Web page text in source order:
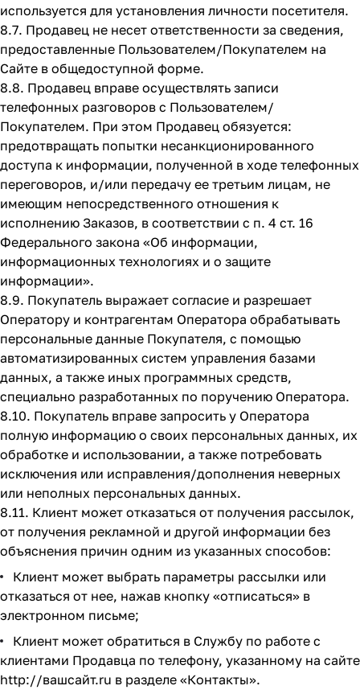
используется для установления личности посетителя.
8.7. Продавец не несет ответственности за сведения,
предоставленные Пользователем/Покупателем на
Сайте в общедоступной форме.
8.8. Продавец вправе осуществлять записи
телефонных разговоров с Пользователем/
Покупателем. При этом Продавец обязуется:
предотвращать попытки несанкционированного
доступа к информации, полученной в ходе телефонных
переговоров, и/или передачу ее третьим лицам, не
имеющим непосредственного отношения к
исполнению Заказов, в соответствии с п. 4 ст. 16
Федерального закона «Об информации,
информационных технологиях и о защите
информации».
8.9. Покупатель выражает согласие и разрешает
Оператору и контрагентам Оператора обрабатывать
персональные данные Покупателя, с помощью
автоматизированных систем управления базами
данных, а также иных программных средств,
специально разработанных по поручению Оператора.
8.10. Покупатель вправе запросить у Оператора
полную информацию о своих персональных данных, их
обработке и использовании, а также потребовать
исключения или исправления/дополнения неверных
или неполных персональных данных.
8.11. Клиент может отказаться от получения рассылок,
от получения рекламной и другой информации без
объяснения причин одним из указанных способов:
Клиент может выбрать параметры рассылки или
отказаться от нее, нажав кнопку «отписаться» в
электронном письме;
Клиент может обратиться в Службу по работе с
клиентами Продавца по телефону, указанному на сайте
http://вашсайт.ru в разделе «Контакты».